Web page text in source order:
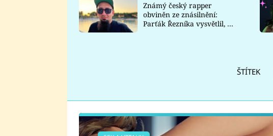
Známý český rapper
obviněn ze znásilnění:
Parťák Řezníka vysvětlil, co
ŠTÍTEK